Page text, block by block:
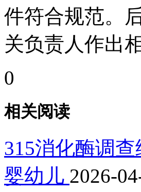
件符合规范。
关负责人作出
0
相关阅读
315消化酶调
婴幼儿 2026-